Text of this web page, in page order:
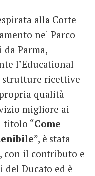
alla Corte
nel Parco
Parma,
l’Educational
strutture ricettive
qualità
migliore ai
titolo “Come
”, è stata
con il contributo e
del Ducato ed è